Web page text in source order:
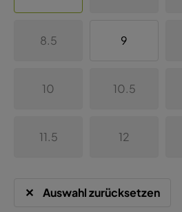
8.5 9
10 10.5
11.5 12
Auswahl zurücksetzen